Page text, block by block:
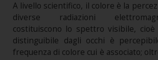
A livello scientifico, il colore è la
diverse radiazioni
costituiscono lo spettro visibile,
distinguibile dagli occhi è
frequenza di colore cui è associato;